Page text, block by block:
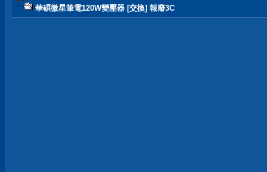
華碩微星筆電120W變壓器 [交換] 報廢3C